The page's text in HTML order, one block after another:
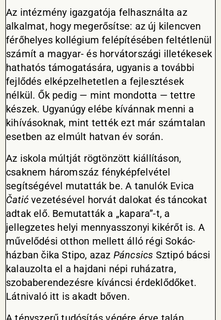
Az intézmény igazgatója felhasználta az
alkalmat, hogy megerősítse: az új kilencven
férőhelyes kollégium felépítésében feltétlenül
számít a magyar- és horvátországi illetékesek
hathatós támogatására, ugyanis a további
fejlődés elképzelhetetlen a fejlesztések
nélkül. Ők pedig — mint mondotta — tettre
készek. Ugyanúgy elébe kívánnak menni a
kihívásoknak, mint tették ezt már számtalan
esetben az elmúlt hatvan év során.
Az iskola múltját rögtönzött kiállításon,
csaknem háromszáz fényképfelvétel
segítségével mutatták be. A tanulók Evica
Čatić vezetésével horvát dalokat és táncokat
adtak elő. Bemutatták a „kapara”-t, a
jellegzetes helyi mennyasszonyi kikérőt is. A
művelődési otthon mellett álló régi Sokác-
házban čika Stipo, azaz Páncsics Sztipó bácsi
kalauzolta el a hajdani népi ruházatra,
szobaberendezésre kíváncsi érdeklődőket.
Látnivaló itt is akadt bőven.